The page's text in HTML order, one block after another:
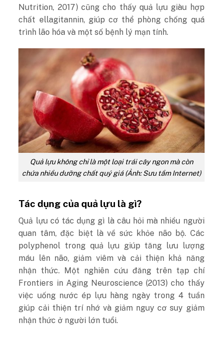
Nutrition, 2017) cũng cho thấy quả lựu giàu hợp
chất ellagitannin, giúp cơ thể phòng chống quá
trình lão hóa và một số bệnh lý mạn tính.
Quả lựu không chỉ là một loại trái cây ngon mà còn
chứa nhiều dưỡng chất quý giá (Ảnh: Sưu tầm Internet)
Tác dụng của quả lựu là gì?
Quả lựu có tác dụng gì là câu hỏi mà nhiều người
quan tâm, đặc biệt là về sức khỏe não bộ. Các
polyphenol trong quả lựu giúp tăng lưu lượng
máu lên não, giảm viêm và cải thiện khả năng
nhận thức. Một nghiên cứu đăng trên tạp chí
Frontiers in Aging Neuroscience (2013) cho thấy
việc uống nước ép lựu hàng ngày trong 4 tuần
giúp cải thiện trí nhớvà giảm nguy cơ suy giảm
nhận thức ở người lớn tuổi.